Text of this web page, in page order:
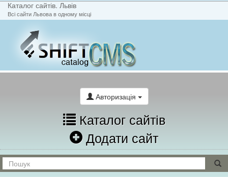
Каталог сайтів. Львів
Всі сайти Львова в одному місці
Авторизація
Каталог сайтів
Додати сайт